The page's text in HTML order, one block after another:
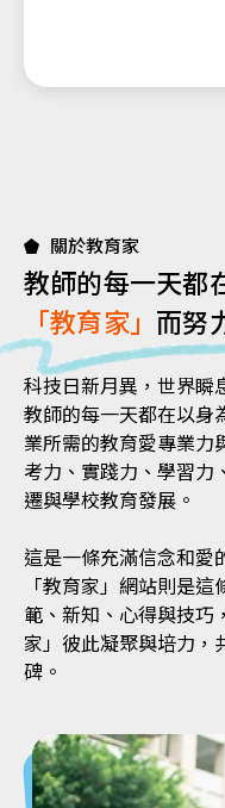
關於教育家
教師的每一天都
「教育家」 而努
科技日新月異，世界瞬
教師的每一天都在以身
業所需的教育愛專業力
考力、實踐力、學習力
遷與學校教育發展。
這是一條充滿信念和愛
「教育家」網站則是
範、新知、心得與技巧
家」彼此凝聚與培力，
碑。